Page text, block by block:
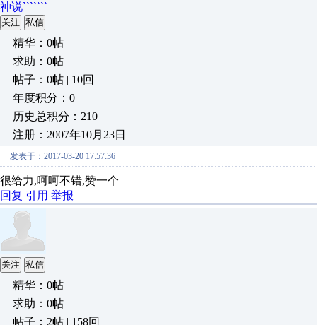
神说```````
关注 私信
精华：0帖
求助：0帖
帖子：0帖 | 10回
年度积分：0
历史总积分：210
注册：2007年10月23日
发表于：2017-03-20 17:57:36
很给力,呵呵不错,赞一个
回复 引用 举报
关注 私信
精华：0帖
求助：0帖
帖子：2帖 | 158回